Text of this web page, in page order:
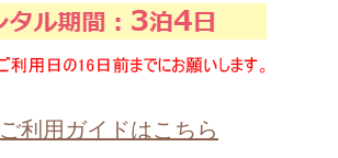
ご利用ガイドはこちら